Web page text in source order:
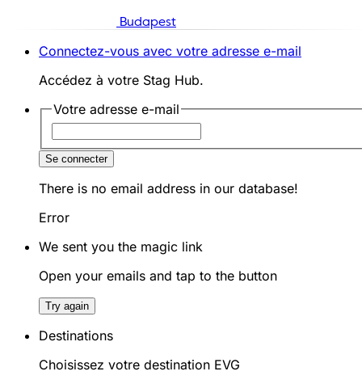
Budapest
Connectez-vous avec votre adresse e-mail
Accédez à votre Stag Hub.
Votre adresse e-mail
Se connecter
There is no email address in our database!
Error
We sent you the magic link
Open your emails and tap to the button
Try again
Destinations
Choisissez votre destination EVG